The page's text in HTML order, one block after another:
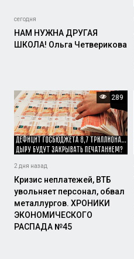
сегодня
НАМ НУЖНА ДРУГАЯ
ШКОЛА! Ольга Четверикова
289
2 дня назад
Кризис неплатежей, ВТБ
увольняет персонал, обвал
металлургов. ХРОНИКИ
ЭКОНОМИЧЕСКОГО
РАСПАДА №45